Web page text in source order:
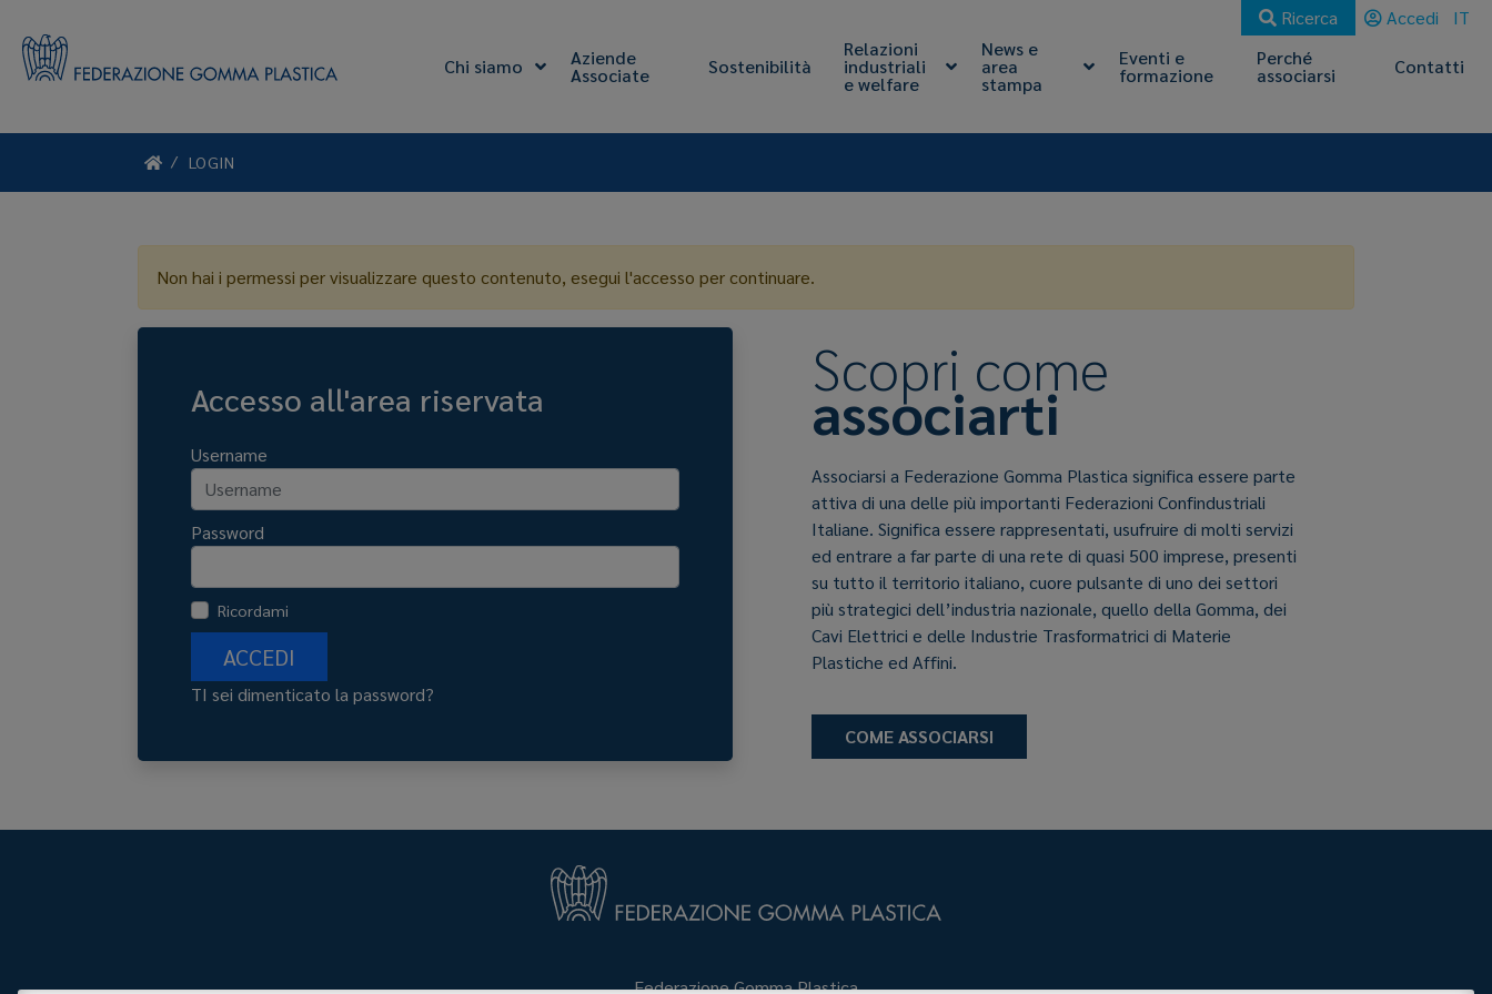
Ricerca Accedi IT
Chi siamo Aziende
Associate Sostenibilità
Relazioni
industriali
e welfare
News e
area
stampa
Eventi e
formazione
Perché
associarsi Contatti
LOGIN
Non hai i permessi per visualizzare questo contenuto, esegui l'accesso per continuare.
Accesso all'area riservata
Username
Password
Ricordami
ACCEDI
TI sei dimenticato la password?
Scopri come
associarti
Associarsi a Federazione Gomma Plastica significa essere parte
attiva di una delle più importanti Federazioni Confindustriali
Italiane. Significa essere rappresentati, usufruire di molti servizi
ed entrare a far parte di una rete di quasi 500 imprese, presenti
su tutto il territorio italiano, cuore pulsante di uno dei settori
più strategici dell’industria nazionale, quello della Gomma, dei
Cavi Elettrici e delle Industrie Trasformatrici di Materie
Plastiche ed Affini.
COME ASSOCIARSI
Federazione Gomma Plastica